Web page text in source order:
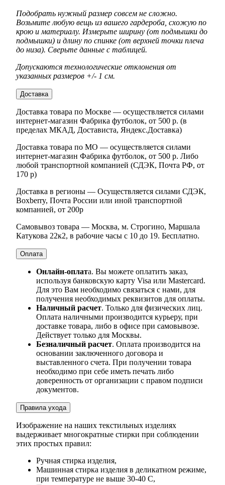
Подобрать нужный размер совсем не сложно.
Возьмите любую вещь из вашего гардероба, схожую по
крою и материалу. Измерьте ширину (от подмышки до
подмышки) и длину по спинке (от верхней точки плеча
до низа). Сверьте данные с таблицей.
Допускаются технологические отклонения от
указанных размеров +/- 1 см.
Доставка
Доставка товара по Москве — осуществляется силами
интернет-магазин Фабрика футболок, от 500 р. (в
пределах МКАД, Достависта, Яндекс.Доставка)
Доставка товара по МО — осуществляется силами
интернет-магазин Фабрика футболок, от 500 р. Либо
любой транспортной компанией (СДЭК, Почта РФ, от
170 р)
Доставка в регионы — Осуществляется силами СДЭК,
Boxberry, Почта России или иной транспортной
компанией, от 200р
Самовывоз товара — Москва, м. Строгино, Маршала
Катукова 22к2, в рабочие часы с 10 до 19. Бесплатно.
Оплата
Онлайн-оплата. Вы можете оплатить заказ,
используя банковскую карту Visa или Mastercard.
Для это Вам необходимо связаться с нами, для
получения необходимых реквизитов для оплаты.
Наличный расчет. Только для физических лиц.
Оплата наличными производится курьеру, при
доставке товара, либо в офисе при самовывозе.
Действует только для Москвы.
Безналичный расчет. Оплата производится на
основании заключенного договора и
выставленного счета. При получении товара
необходимо при себе иметь печать либо
доверенность от организации с правом подписи
документов.
Правила ухода
Изображение на наших текстильных изделиях
выдерживает многократные стирки при соблюдении
этих простых правил:
Ручная стирка изделия,
Машинная стирка изделия в деликатном режиме,
при температуре не выше 30-40 С,